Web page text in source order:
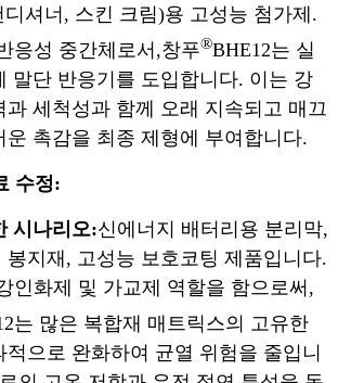
셔너, 스킨 크림)용 고성능 첨가제.
응성 중간체로서,창푸®BHE12는 실
말단 반응기를 도입합니다. 이는 강
과 세척성과 함께 오래 지속되고 매끄
운 촉감을 최종 제형에 부여합니다.
수정:
시나리오:신에너지 배터리용 분리막,
봉지재, 고성능 보호코팅 제품입니다.
인화제 및 가교제 역할을 함으로써,
는 많은 복합재 매트릭스의 고유한
적으로 완화하여 균열 위험을 줄입니